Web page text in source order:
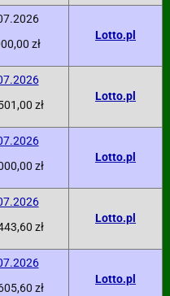
zł
Lotto.pl
zł
Lotto.pl
zł
Lotto.pl
zł
Lotto.pl
zł
Lotto.pl